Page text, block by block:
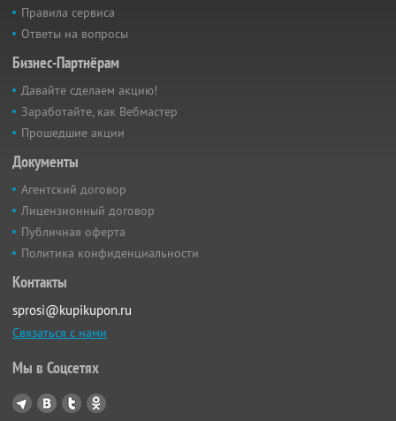
Правила сервиса
Ответы на вопросы
Бизнес-Партнёрам
Давайте сделаем акцию!
Заработайте, как Вебмастер
Прошедшие акции
Документы
Агентский договор
Лицензионный договор
Публичная оферта
Политика конфиденциальности
Контакты
sprosi@kupikupon.ru
Связаться с нами
Мы в Соцсетях